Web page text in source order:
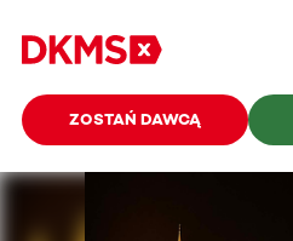
ZOSTAŃ DAWCĄ